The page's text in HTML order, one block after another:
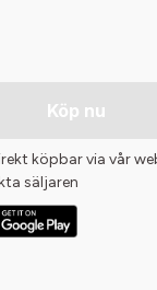
Köp nu
köpbar via vår
säljaren